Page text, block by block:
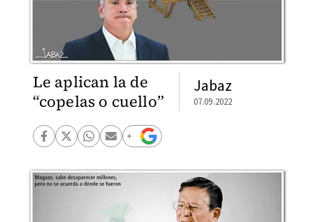
Le aplican la de
“copelas o cuello”
Jabaz
07.09.2022